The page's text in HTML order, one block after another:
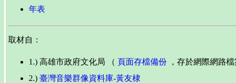
年表
取材自：
1.) 高雄市政府文化局 （ 頁面存檔備份 ，存於網際網路檔
2.) 臺灣音樂群像資料庫-黃友棣